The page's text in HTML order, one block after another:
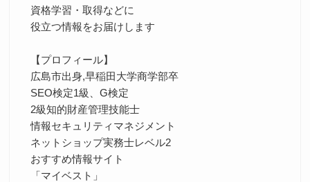
資格学習・取得などに
役立つ情報をお届けします
【プロフィール】
広島市出身,早稲田大学商学部卒
SEO検定1級、G検定
2級知的財産管理技能士
情報セキュリティマネジメント
ネットショップ実務士レベル2
おすすめ情報サイト
「マイベスト」